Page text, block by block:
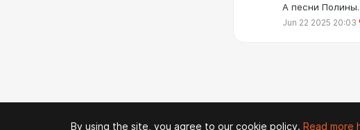
А песни
Jun 22 2025 20:03
By using the site, you agree to our cookie policy. Read more